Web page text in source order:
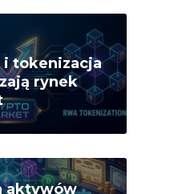
i tokenizacja
rynek
aktywów